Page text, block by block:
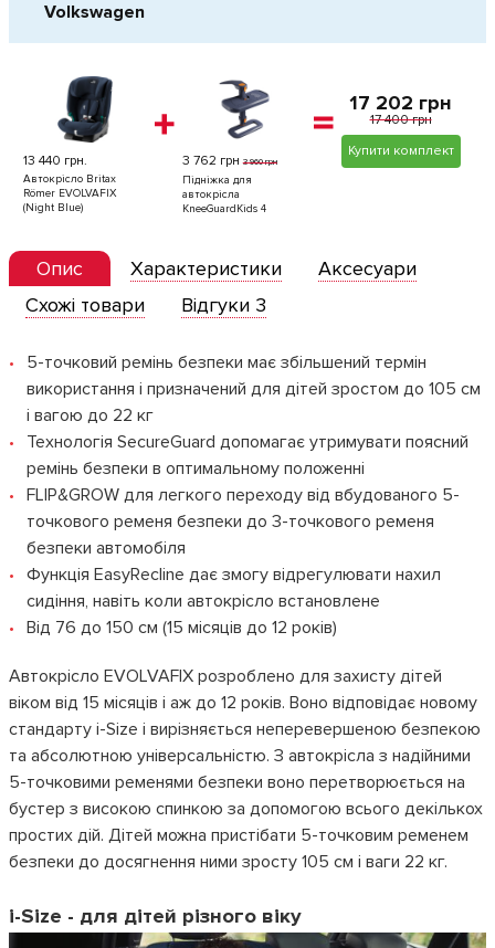
Volkswagen
13 440 грн.
Автокрісло Britax
Römer EVOLVAFIX
(Night Blue)
3 762 грн3 960 грн
Підніжка для
автокрісла
KneeGuardKids 4
17 202 грн
17 400 грн
Купити комплект
Опис Характеристики
Аксесуари
Схожі товари
Відгуки 3
5-точковий ремінь безпеки має збільшений термін
використання і призначений для дітей зростом до 105 см
і вагою до 22 кг
Технологія SecureGuard допомагає утримувати поясний
ремінь безпеки в оптимальному положенні
FLIP&GROW для легкого переходу від вбудованого 5-
точкового ременя безпеки до 3-точкового ременя
безпеки автомобіля
Функція EasyRecline дає змогу відрегулювати нахил
сидіння, навіть коли автокрісло встановлене
Від 76 до 150 см (15 місяців до 12 років)
Автокрісло EVOLVAFIX розроблено для захисту дітей
віком від 15 місяців і аж до 12 років. Воно відповідає новому
стандарту i-Size і вирізняється неперевершеною безпекою
та абсолютною універсальністю. З автокрісла з надійними
5-точковими ременями безпеки воно перетворюється на
бустер з високою спинкою за допомогою всього декількох
простих дій. Дітей можна пристібати 5-точковим ременем
безпеки до досягнення ними зросту 105 см і ваги 22 кг.
i-Size - для дітей різного віку